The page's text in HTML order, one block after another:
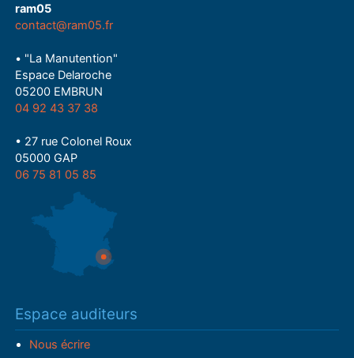
ram05
contact@ram05.fr
• "La Manutention"
Espace Delaroche
05200 EMBRUN
04 92 43 37 38
• 27 rue Colonel Roux
05000 GAP
06 75 81 05 85
Espace auditeurs
Nous écrire